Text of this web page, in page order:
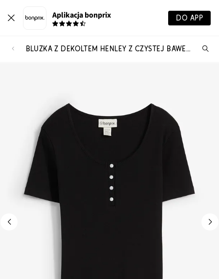
Aplikacja bonprix DO APP
BLUZKA Z DEKOLTEM HENLEY Z CZYSTEJ BAWEŁNY ORGANICZNEJ